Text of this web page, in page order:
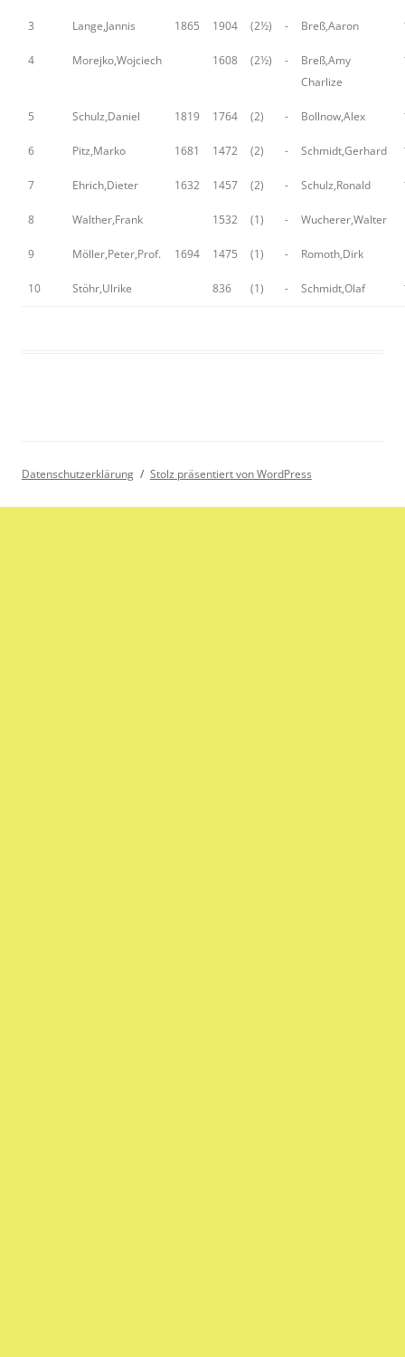
3 Lange,Jannis 1865 1904 (2½) - Breß,Aaron
4 Morejko,Wojciech 1608 (2½) -
Breß,Amy
Charlize
5 Schulz,Daniel 1819 1764 (2) - Bollnow,Alex
6 Pitz,Marko 1681 1472 (2) - Schmidt,Gerhard
7 Ehrich,Dieter 1632 1457 (2) - Schulz,Ronald
8 Walther,Frank 1532 (1) - Wucherer,Walter
9 Möller,Peter,Prof. 1694 1475 (1) - Romoth,Dirk
10 Stöhr,Ulrike 836 (1) - Schmidt,Olaf
Datenschutzerklärung Stolz präsentiert von WordPress